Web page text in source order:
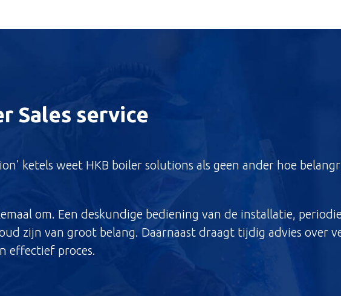
Sales service
ketels weet HKB boiler solutions als geen ander hoe
om. Een deskundige bediening van de installatie,
zijn van groot belang. Daarnaast draagt tijdig advies over
effectief proces.